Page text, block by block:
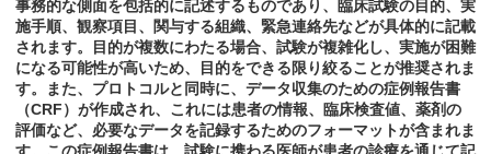
事務的な側面を包括的に記述するものであり、臨床試験の目的、実
施手順、観察項目、関与する組織、緊急連絡先などが具体的に記載
されます。目的が複数にわたる場合、試験が複雑化し、実施が困難
になる可能性が高いため、目的をできる限り絞ることが推奨されま
す。また、プロトコルと同時に、データ収集のための症例報告書
（CRF）が作成され、これには患者の情報、臨床検査値、薬剤の
評価など、必要なデータを記録するためのフォーマットが含まれま